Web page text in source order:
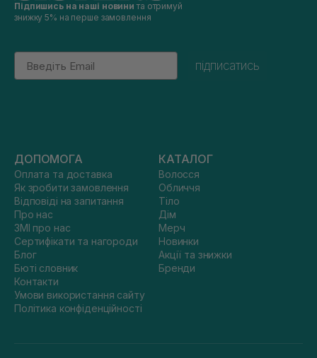
Підпишись на наші новини та отримуй
знижку 5% на перше замовлення
Email
підписатись
ДОПОМОГА
Оплата та доставка
Як зробити замовлення
Відповіді на запитання
Про нас
ЗМІ про нас
Сертифікати та нагороди
Блог
Бюті словник
Контакти
Умови використання сайту
Політика конфіденційності
КАТАЛОГ
Волосся
Обличчя
Тіло
Дім
Мерч
Новинки
Акції та знижки
Бренди